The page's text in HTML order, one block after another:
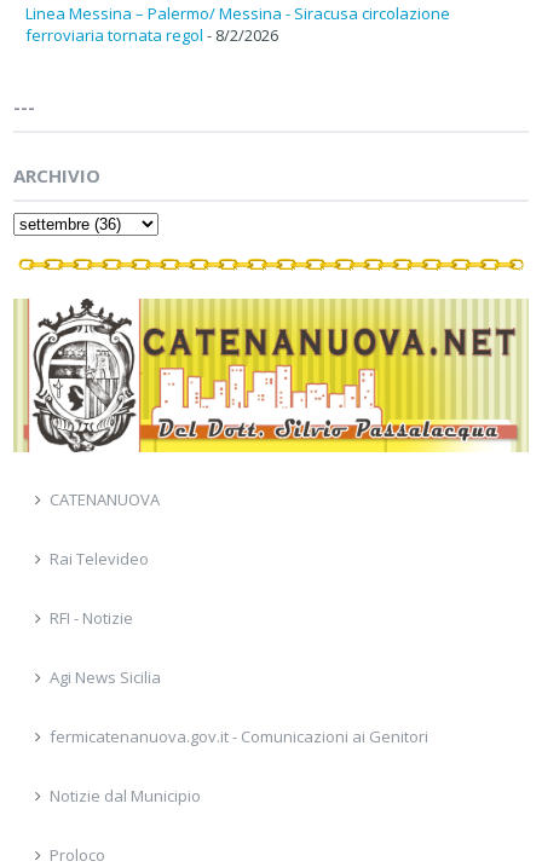
Linea Messina – Palermo/ Messina - Siracusa circolazione
ferroviaria tornata regol - 8/2/2026
---
ARCHIVIO
CATENANUOVA
Rai Televideo
RFI - Notizie
Agi News Sicilia
fermicatenanuova.gov.it - Comunicazioni ai Genitori
Notizie dal Municipio
Proloco